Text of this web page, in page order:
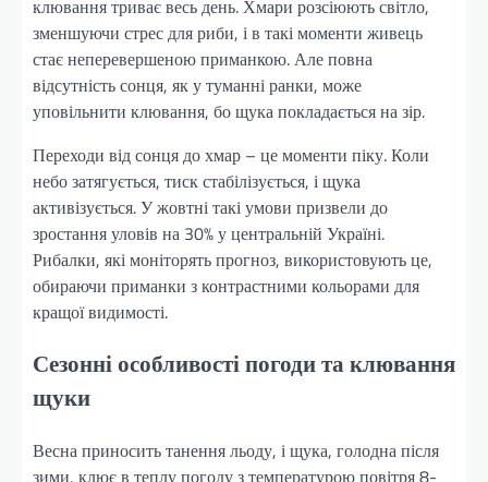
клювання триває весь день. Хмари розсіюють світло,
зменшуючи стрес для риби, і в такі моменти живець
стає неперевершеною приманкою. Але повна
відсутність сонця, як у туманні ранки, може
уповільнити клювання, бо щука покладається на зір.
Переходи від сонця до хмар – це моменти піку. Коли
небо затягується, тиск стабілізується, і щука
активізується. У жовтні такі умови призвели до
зростання уловів на 30% у центральній Україні.
Рибалки, які моніторять прогноз, використовують це,
обираючи приманки з контрастними кольорами для
кращої видимості.
Сезонні особливості погоди та клювання
щуки
Весна приносить танення льоду, і щука, голодна після
зими, клює в теплу погоду з температурою повітря 8-